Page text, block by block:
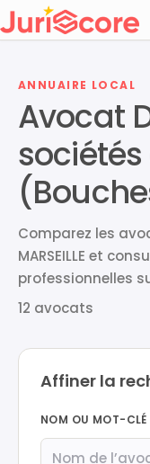
ANNUAIRE LOCAL
Avocat
sociétés
Comparez les
MARSEILLE et
professionnelles
12 avocats
Affiner la
NOM OU MOT-CLÉ